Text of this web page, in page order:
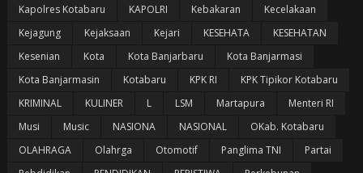
Kapolres Kotabaru
KAPOLRI Kebakaran
Kecelakaan
Kejagung
Kejaksaan Kejari KESEHATA
KESEHATAN
Kesenian
Kota Kota Banjarbaru
Kota Banjarmasi
Kota Banjarmasin
Kotabaru KPK RI
KPK Tipikor Kotabaru
KRIMINAL
KULINER L LSM Martapura
Menteri RI
Musi
Music NASIONA NASIONAL
OKab. Kotabaru
OLAHRAGA
Olahrga Otomotif Panglima TNI
Partai